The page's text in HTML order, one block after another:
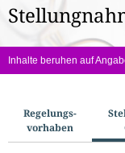
hier:
Inhalte beruhen auf
u
Regelungs­
vorhaben